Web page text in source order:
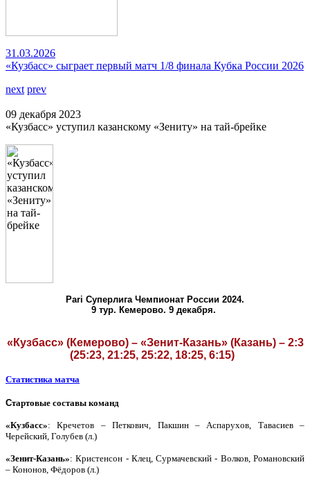
31.03.2026
«Кузбасс» сыграет первый матч 1/8 финала Кубка России 2026
next prev
09 декабря 2023
«Кузбасс» уступил казанскому «Зениту» на тай-брейке
Pari Суперлига Чемпионат России 2024.
9 тур. Кемерово. 9 декабря.
«Кузбасс» (Кемерово) – «Зенит-Казань» (Казань) – 2:3
(25:23, 21:25, 25:22, 18:25, 6:15)
Статистика матча
Стартовые составы команд
«Кузбасс»: Кречетов – Петкович, Пакшин – Аспарухов, Тавасиев –
Черейский, Голубев (л.)
«Зенит-Казань»: Кристенсон - Клец, Сурмачевский - Волков, Романовский
– Кононов, Фёдоров (л.)